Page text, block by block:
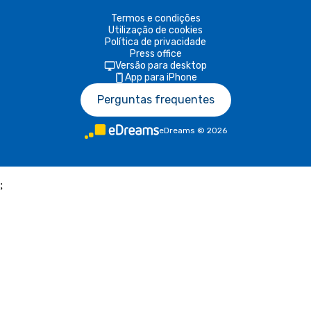
Termos e condições
Utilização de cookies
Política de privacidade
Press office
Versão para desktop
App para iPhone
Perguntas frequentes
eDreams © 2026
;